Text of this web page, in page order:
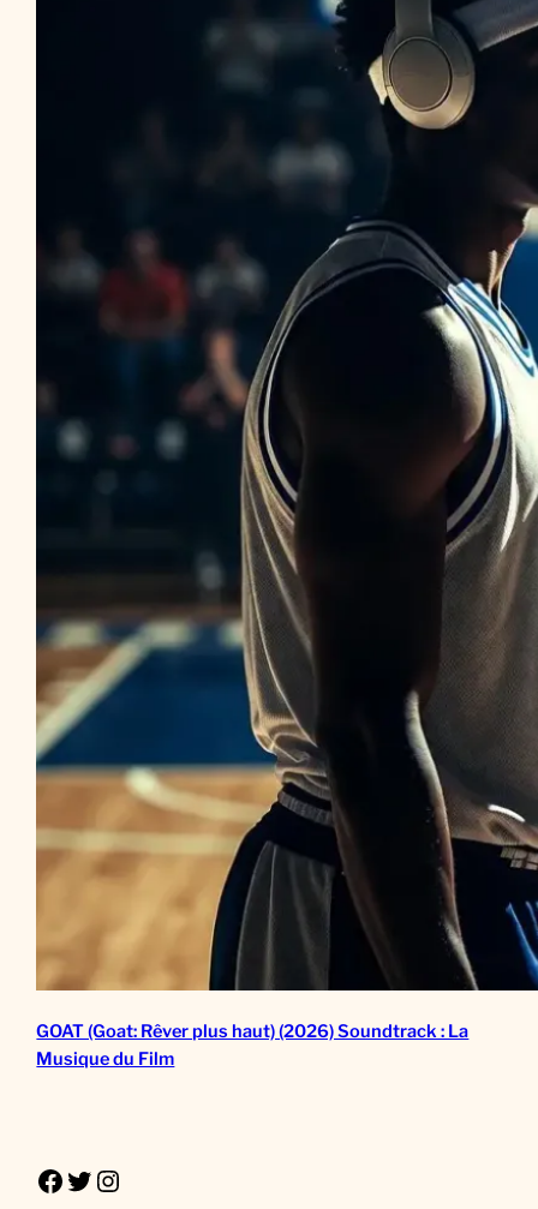
GOAT (Goat: Rêver plus haut) (2026) Soundtrack : La
Musique du Film
Facebook Twitter Instagram